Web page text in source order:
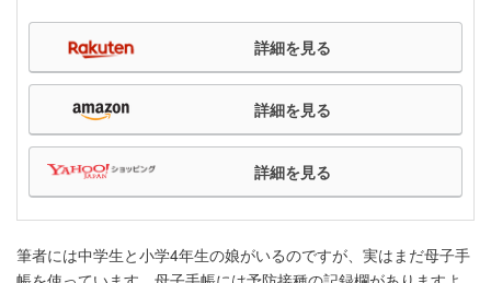
詳細を見る
詳細を見る
詳細を見る
筆者には中学生と小学4年生の娘がいるのですが、実はまだ母子手